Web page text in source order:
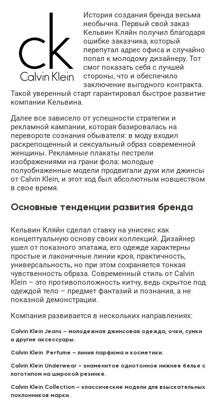
История создания бренда весьма
необычна. Первый свой заказ
Кельвин Кляйн получил благодаря
ошибке заказчика, который
перепутал адрес офиса и случайно
попал к молодому дизайнеру. Тот
смог показать себя с лучшей
стороны, что и обеспечило
заключение выгодного контракта.
Такой уверенный старт гарантировал быстрое развитие
компании Кельвина.
Далее все зависело от успешности стратегии и
рекламной кампании, которая базировалась на
перевороте сознания обывателя: в моду входил
раскрепощенный и сексуальный образ современной
женщины. Рекламные плакаты пестрели
изображениями на грани фола: молодые
полуобнаженные модели продвигали духи илиджинсы
от Calvin Klein, и этот ход был абсолютным новшеством
в свое время.
Основные тенденции развития бренда
Кельвин Кляйн сделал ставку на унисекс как
концептуальную основу своих коллекций. Дизайнер
ушел от показного эпатажа, его одежде характерны
простые и лаконичные линии кроя, практичность,
универсальность, но при этом сохраняется тонкая
чувственность образа. Современный стиль от Calvin
Klein – это противоположность китчу, ведь скрытое под
одеждой тело – предмет фантазий и познания, а не
показной демонстрации.
Компания развивается в нескольких направлениях:
Calvin Klein Jeans – молодежная джинсовая одежда, очки, сумки
и другие аксессуары.
Calvin Klein Perfume – линия парфюма и косметики.
Calvin Klein Underwear – знаменитое однотонное нижнее белье с
логотипом на широкой резинке.
Calvin Klein Collection – классические модели для взыскательных
поклонников марки.